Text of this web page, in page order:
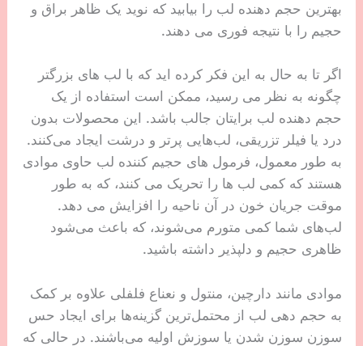
بهترین حجم دهنده لب را بیابید که نوید یک ظاهر براق و
حجیم را با نتیجه فوری می دهند.
اگر تا به حال به این فکر کرده اید که با لب های بزرگتر
چگونه به نظر می رسید، ممکن است استفاده از یک
حجم دهنده لب برایتان جالب باشد. این محصولات بدون
درد یا فیلر تزریقی، لب‌هایی پرتر و درشت ایجاد می‌کنند.
به طور معمول، فرمول های حجیم کننده لب حاوی موادی
هستند که کمی لب ها را تحریک می کنند، که به طور
موقت جریان خون در آن ناحیه را افزایش می دهد.
لب‌های شما کمی متورم می‌شوند، که باعث می‌شود
ظاهری حجیم و دلپذیر داشته باشید.
موادی مانند دارچین، منتول و نعناع فلفلی علاوه بر کمک
به حجم دهی لب از محتمل‌ترین گزینه‌ها برای ایجاد حس
سوزن سوزن شدن یا سوزش اولیه می‌باشند. در حالی که